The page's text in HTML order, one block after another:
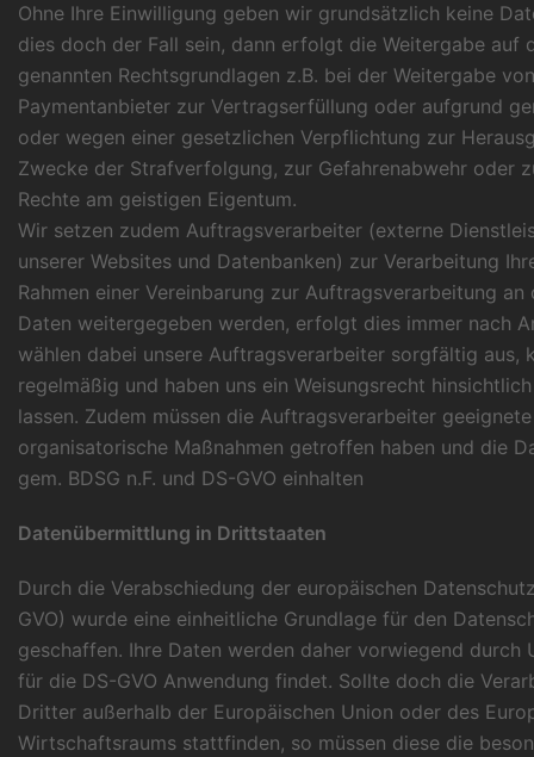
Ohne Ihre Einwilligung geben wir grundsätzlich keine
dies doch der Fall sein, dann erfolgt die Weitergabe auf
genannten Rechtsgrundlagen z.B. bei der Weitergabe
Paymentanbieter zur Vertragserfüllung oder aufgrund
oder wegen einer gesetzlichen Verpflichtung zur
Zwecke der Strafverfolgung, zur Gefahrenabwehr oder
Rechte am geistigen Eigentum.
Wir setzen zudem Auftragsverarbeiter (externe
unserer Websites und Datenbanken) zur Verarbeitung
Rahmen einer Vereinbarung zur Auftragsverarbeitung
Daten weitergegeben werden, erfolgt dies immer nach
wählen dabei unsere Auftragsverarbeiter sorgfältig aus,
regelmäßig und haben uns ein Weisungsrecht
lassen. Zudem müssen die Auftragsverarbeiter
organisatorische Maßnahmen getroffen haben und die
gem. BDSG n.F. und DS-GVO einhalten
Datenübermittlung in Drittstaaten
Durch die Verabschiedung der europäischen
GVO) wurde eine einheitliche Grundlage für den
geschaffen. Ihre Daten werden daher vorwiegend durch
für die DS-GVO Anwendung findet. Sollte doch die
Dritter außerhalb der Europäischen Union oder des
Wirtschaftsraums stattfinden, so müssen diese die